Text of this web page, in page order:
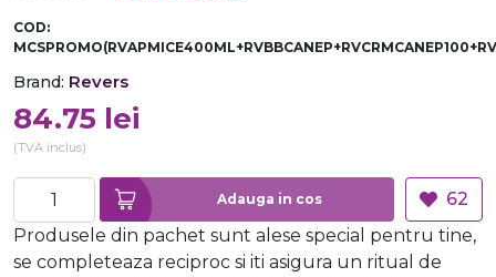
COD:
Brand: Revers
84.75 lei
(TVA inclus)
Adauga in cos
62
Produsele din pachet sunt alese special pentru tine,
se completeaza reciproc si iti asigura un ritual de